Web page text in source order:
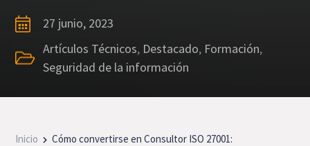
27 junio, 2023
Artículos Técnicos, Destacado, Formación,
Seguridad de la información
Inicio
Cómo convertirse en Consultor ISO 27001: